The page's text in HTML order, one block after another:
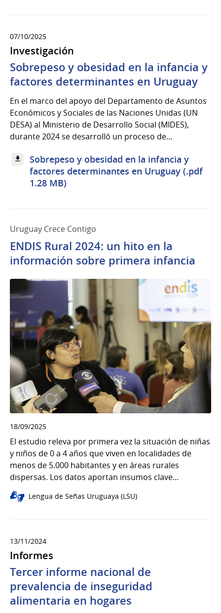
07/10/2025
Investigación
Sobrepeso y obesidad en la infancia y
factores determinantes en Uruguay
En el marco del apoyo del Departamento de Asuntos
Económicos y Sociales de las Naciones Unidas (UN
DESA) al Ministerio de Desarrollo Social (MIDES),
durante 2024 se desarrolló un proceso de...
Sobrepeso y obesidad en la infancia y
factores determinantes en Uruguay (.pdf
1.28 MB)
Uruguay Crece Contigo
ENDIS Rural 2024: un hito en la
información sobre primera infancia
18/09/2025
El estudio releva por primera vez la situación de niñas
y niños de 0 a 4 años que viven en localidades de
menos de 5.000 habitantes y en áreas rurales
dispersas. Los datos aportan insumos clave...
Lengua de Señas Uruguaya (LSU)
13/11/2024
Informes
Tercer informe nacional de
prevalencia de inseguridad
alimentaria en hogares